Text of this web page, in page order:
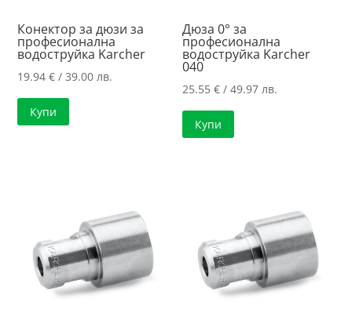
Конектор за дюзи за
професионална
водоструйка Karcher
19.94€ / 39.00 лв.
Купи
Дюза 0° за
професионална
водоструйка Karcher
040
25.55€ / 49.97 лв.
Купи